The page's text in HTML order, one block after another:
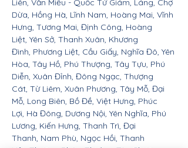
Liên, Văn Miếu - Quốc Tử Giám, Láng, Chợ
Dừa, Hồng Hà, Lĩnh Nam, Hoàng Mai, Vĩnh
Hưng, Tương Mai, Định Công, Hoàng
Liệt, Yên Sở, Thanh Xuân, Khương
Đình, Phương Liệt, Cầu Giấy, Nghĩa Đô, Yên
Hòa, Tây Hồ, Phú Thượng, Tây Tựu, Phú
Diễn, Xuân Đỉnh, Đông Ngạc, Thượng
Cát, Từ Liêm, Xuân Phương, Tây Mỗ, Đại
Mỗ, Long Biên, Bồ Đề, Việt Hưng, Phúc
Lợi, Hà Đông, Dương Nội, Yên Nghĩa, Phú
Lương, Kiến Hưng, Thanh Trì, Đại
Thanh, Nam Phù, Ngọc Hồi, Thanh